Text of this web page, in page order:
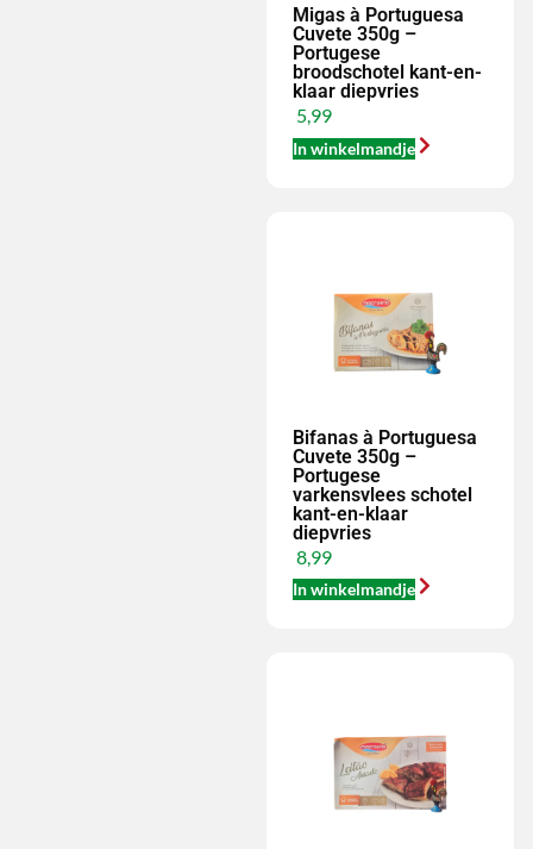
Migas à Portuguesa
Cuvete 350g –
Portugese
broodschotel kant-en-
klaar diepvries
5,99
In winkelmandje
Bifanas à Portuguesa
Cuvete 350g –
Portugese
varkensvlees schotel
kant-en-klaar
diepvries
8,99
In winkelmandje